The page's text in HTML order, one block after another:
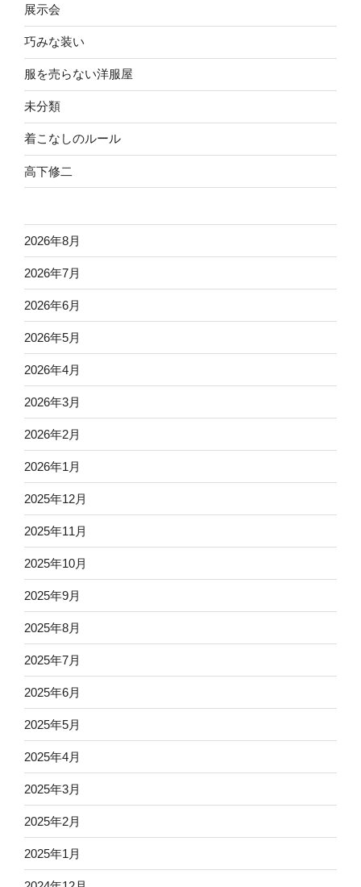
展示会
巧みな装い
服を売らない洋服屋
未分類
着こなしのルール
高下修二
2026年8月
2026年7月
2026年6月
2026年5月
2026年4月
2026年3月
2026年2月
2026年1月
2025年12月
2025年11月
2025年10月
2025年9月
2025年8月
2025年7月
2025年6月
2025年5月
2025年4月
2025年3月
2025年2月
2025年1月